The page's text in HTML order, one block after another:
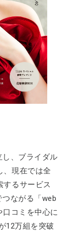
、ブライダル
、現在では全
するサービス
ながる「web
口コミを中心に
12万組を突破